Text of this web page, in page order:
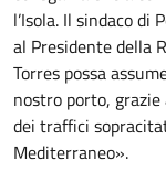
l’Isola. Il sindaco di
al Presidente della
Torres possa
nostro porto,
dei traffici
Mediterraneo».